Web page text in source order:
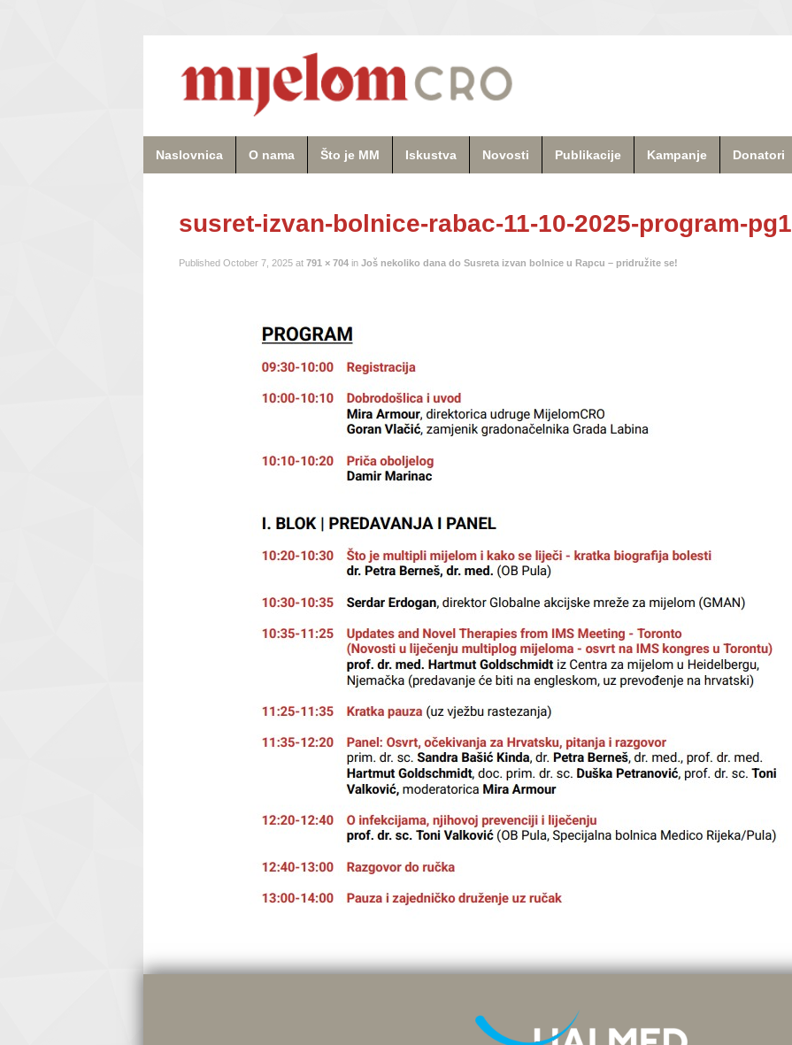
Naslovnica O nama Što je MM Iskustva Novosti Publikacije Kampanje Donatori
susret-izvan-bolnice-rabac-11-10-2025-program-pg1
Published October 7, 2025 at 791 × 704 in Još nekoliko dana do Susreta izvan bolnice u Rapcu – pridružite se!